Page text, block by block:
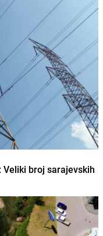
broj sarajevskih